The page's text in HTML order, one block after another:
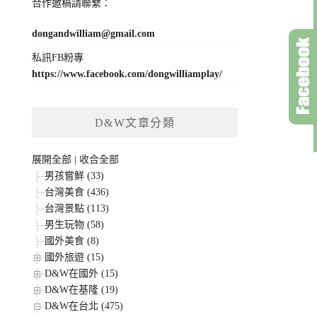
合作邀稿請聯繫：
dongandwilliam@gmail.com
私訊FB粉專
https://www.facebook.com/dongwilliamplay/
D&W文章分類
展開全部
收合全部
男孩嘗鮮 (33)
台灣美食 (436)
台灣景點 (113)
男生玩物 (58)
國外美食 (8)
國外旅遊 (15)
D&W在國外 (15)
D&W在基隆 (19)
D&W在台北 (475)